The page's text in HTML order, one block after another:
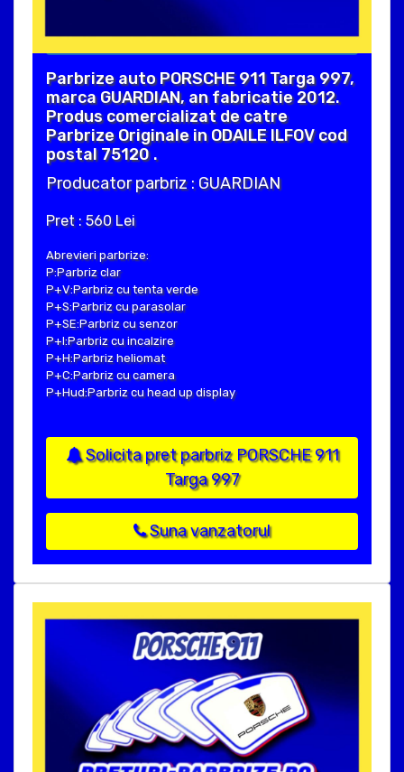
Parbrize auto PORSCHE 911 Targa 997,
marca GUARDIAN, an fabricatie 2012.
Produs comercializat de catre
Parbrize Originale in ODAILE ILFOV cod
postal 75120 .
Producator parbriz : GUARDIAN
Pret : 560 Lei
Abrevieri parbrize:
P:Parbriz clar
P+V:Parbriz cu tenta verde
P+S:Parbriz cu parasolar
P+SE:Parbriz cu senzor
P+I:Parbriz cu incalzire
P+H:Parbriz heliomat
P+C:Parbriz cu camera
P+Hud:Parbriz cu head up display
Solicita pret parbriz PORSCHE 911
Targa 997
Suna vanzatorul